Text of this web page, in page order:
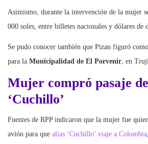
Asimismo, durante la intervención de la mujer
000 soles, entre billetes nacionales y dólares de
Se pudo conocer también que Pizan figuró
para la Municipalidad de El Porvenir, en
Mujer compró pasaje
‘Cuchillo’
Fuentes de RPP indicaron que la mujer fue
avión para que alias ‘Cuchillo’ viaje a Colombia